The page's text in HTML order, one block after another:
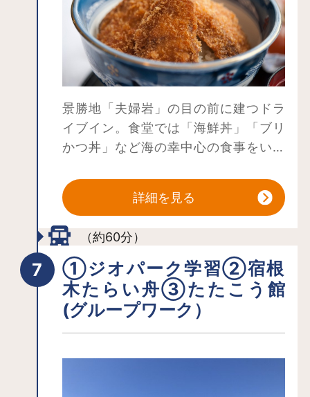
となっており、揚島遊園の展望台から
は全景が一望でき、遊覧船からは違っ
た景色を楽しめます。
景勝地「夫婦岩」の目の前に建つドラ
イブイン。食堂では「海鮮丼」「ブリ
かつ丼」など海の幸中心の食事をいた
実。「イカサキ体験」も実施してお
り、イカサキ名人の楽しい指導が大好
評。体験後は代品として、売店でも人
気の「一夜干しイカ」をお土産に。お
手製を希望の場合は、干しあげて後日
発送も可能です。
詳細を見る
（約60分）
①ジオパーク学習②宿根
木たらい舟③たたこう館
(グループワーク）